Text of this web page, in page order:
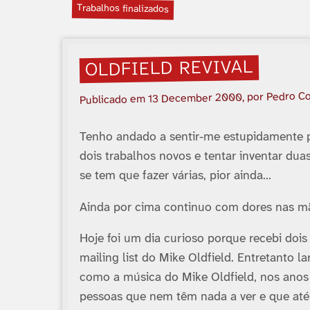
Trabalhos finalizados
OLDFIELD REVIVAL
Publicado em13 December 2000, por Pedro
Tenho andado a sentir-me
dois trabalhos novos e tentar inventar
se tem que fazer várias, pior ainda…
Ainda por cima continuo com dores nas
Hoje foi um dia curioso porque recebi
mailing list do Mike Oldfield. Entretanto
como a música do Mike Oldfield, nos
pessoas que nem têm nada a ver e que